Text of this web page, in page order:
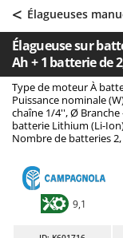
Accessoires
Aérateurs
Arracheuses
Aspirateurs -
Aspirateurs à
Aspirateurs
Aspirateurs
Atomiseurs
AgriEuro
AgriEuro
AGT
Aima
Airmec
AL-KO
Alce
Alpina
< Élagueuses
Élagueuse sur
Ah + 1 batterie de
Type de moteur À
Puissance nominale
chaîne 1/4'', Ø Branche
batterie Lithium (Li-
Nombre de batteries
9,1